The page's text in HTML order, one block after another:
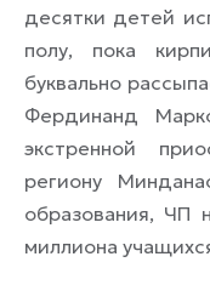
десятки детей
полу, пока
буквально
Фердинанд
экстренной
региону
образования, ЧП
миллиона